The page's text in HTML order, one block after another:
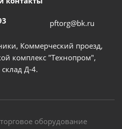
pftorg@bk.ru
Коммерческий проезд,
комплекс "Технопром",
склад Д-4.
оборудование